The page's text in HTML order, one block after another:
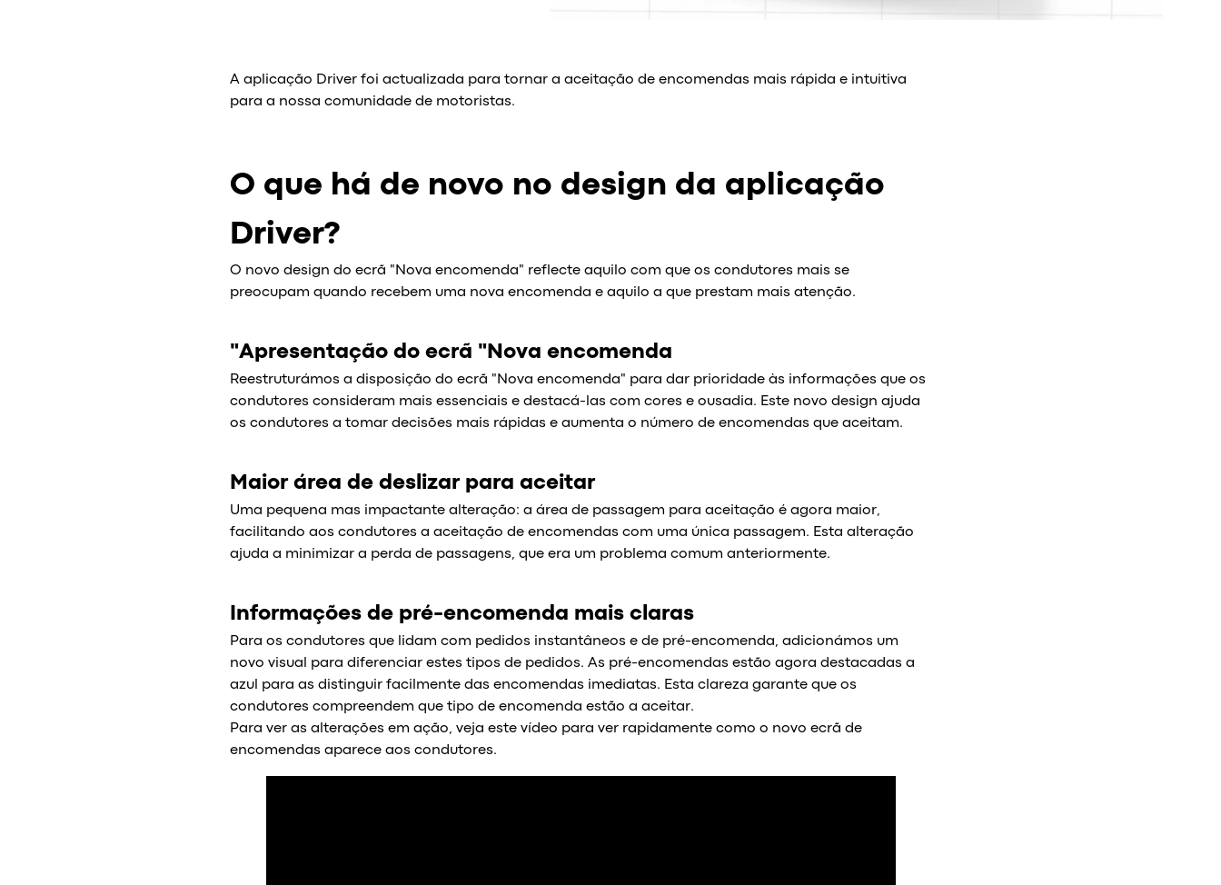
A aplicação Driver foi actualizada para tornar a aceitação de encomendas mais rápida e intuitiva
para a nossa comunidade de motoristas.
O que há de novo no design da aplicação
Driver?
O novo design do ecrã "Nova encomenda" reflecte aquilo com que os condutores mais se
preocupam quando recebem uma nova encomenda e aquilo a que prestam mais atenção.
"Apresentação do ecrã "Nova encomenda
Reestruturámos a disposição do ecrã "Nova encomenda" para dar prioridade às informações que os
condutores consideram mais essenciais e destacá-las com cores e ousadia. Este novo design ajuda
os condutores a tomar decisões mais rápidas e aumenta o número de encomendas que aceitam.
Maior área de deslizar para aceitar
Uma pequena mas impactante alteração: a área de passagem para aceitação é agora maior,
facilitando aos condutores a aceitação de encomendas com uma única passagem. Esta alteração
ajuda a minimizar a perda de passagens, que era um problema comum anteriormente.
Informações de pré-encomenda mais claras
Para os condutores que lidam com pedidos instantâneos e de pré-encomenda, adicionámos um
novo visual para diferenciar estes tipos de pedidos. As pré-encomendas estão agora destacadas a
azul para as distinguir facilmente das encomendas imediatas. Esta clareza garante que os
condutores compreendem que tipo de encomenda estão a aceitar.
Para ver as alterações em ação, veja este vídeo para ver rapidamente como o novo ecrã de
encomendas aparece aos condutores.